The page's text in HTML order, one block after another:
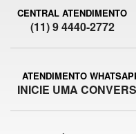
CENTRAL ATENDIMENTO
(11) 9 4440-2772
ATENDIMENTO
INICIE UMA